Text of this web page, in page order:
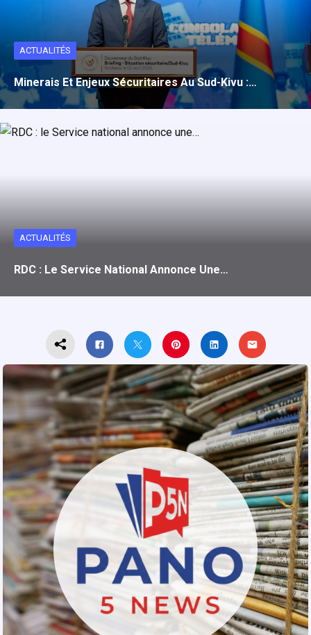
ACTUALITÉS
Minerais Et Enjeux Sécuritaires Au Sud-Kivu :…
ACTUALITÉS
RDC : Le Service National Annonce Une…